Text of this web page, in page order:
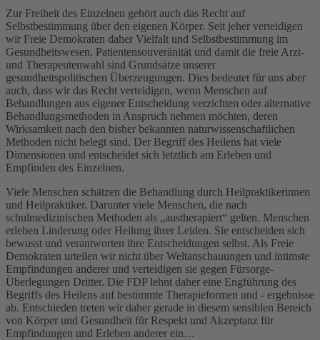
Zur Freiheit des Einzelnen gehört auch das Recht auf
Selbstbestimmung über den eigenen Körper. Seit jeher verteidigen
wir Freie Demokraten daher Vielfalt und Selbstbestimmung im
Gesundheitswesen. Patientensouveränität und damit die freie Arzt-
und Therapeutenwahl sind Grundsätze unserer
gesundheitspolitischen Überzeugungen. Dies bedeutet für uns aber
auch, dass wir das Recht verteidigen, wenn Menschen auf
Behandlungen aus eigener Entscheidung verzichten oder alternative
Behandlungsmethoden in Anspruch nehmen möchten, deren
Wirksamkeit nach den bisher bekannten naturwissenschaftlichen
Methoden nicht belegt sind. Der Begriff des Heilens hat viele
Dimensionen und entscheidet sich letztlich am Erleben und
Empfinden des Einzelnen.
Viele Menschen schätzen die Behandlung durch Heilpraktikerinnen
und Heilpraktiker. Darunter viele Menschen, die nach
schulmedizinischen Methoden als „austherapiert“ gelten. Menschen
erleben Linderung oder Heilung ihrer Leiden. Sie entscheiden sich
bewusst und verantworten ihre Entscheidungen selbst. Als Freie
Demokraten urteilen wir nicht über Weltanschauungen und intimste
Empfindungen anderer und verteidigen sie gegen Fürsorge-
Überlegungen Dritter. Die FDP lehnt daher eine Engführung des
Begriffs des Heilens auf bestimmte Therapieformen und - ergebnisse
ab. Entschieden treten wir daher gerade in diesem sensiblen Bereich
von Körper und Gesundheit für Respekt und Akzeptanz für
Empfindungen und Erleben anderer ein…